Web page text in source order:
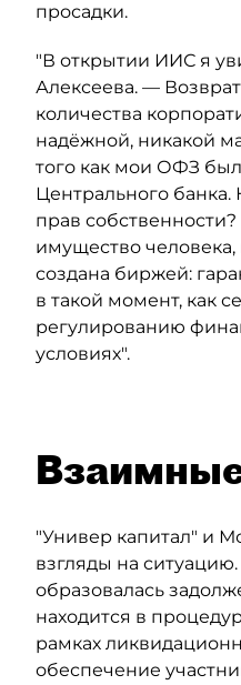
просадки.
"В открытии ИИС я
Алексеева. —
количества
надёжной, никакой
того как мои ОФЗ
Центрального
прав
имущество
создана биржей:
в такой момент, как
регулированию
условиях".
"Универ капитал" и
взгляды на
образовалась
находится в
рамках
обеспечение